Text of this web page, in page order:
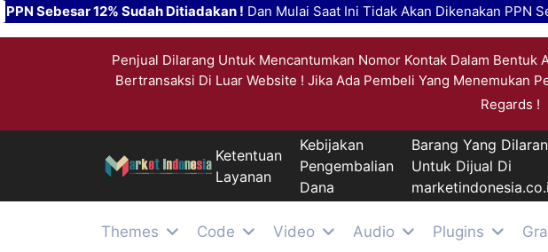
PPN Sebesar 12% Sudah Ditiadakan ! Dan Mulai Saat Ini Tidak Akan Dikenakan PPN
Penjual Dilarang Untuk Mencantumkan Nomor Kontak Dalam
Bertransaksi Di Luar Website ! Jika Ada Pembeli Yang Menemukan
Regards !
Ketentuan
Layanan
Kebijakan
Pengembalian
Dana
Barang Yang
Untuk Dijual Di
Themes Code Video Audio Plugins